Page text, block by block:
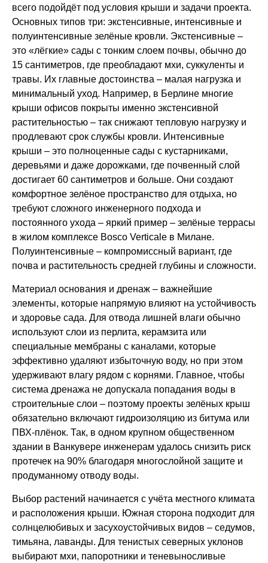
всего подойдёт под условия крыши и задачи проекта.
Основных типов три: экстенсивные, интенсивные и
полуинтенсивные зелёные кровли. Экстенсивные –
это «лёгкие» сады с тонким слоем почвы, обычно до
15 сантиметров, где преобладают мхи, суккуленты и
травы. Их главные достоинства – малая нагрузка и
минимальный уход. Например, в Берлине многие
крыши офисов покрыты именно экстенсивной
растительностью – так снижают тепловую нагрузку и
продлевают срок службы кровли. Интенсивные
крыши – это полноценные сады с кустарниками,
деревьями и даже дорожками, где почвенный слой
достигает 60 сантиметров и больше. Они создают
комфортное зелёное пространство для отдыха, но
требуют сложного инженерного подхода и
постоянного ухода – яркий пример – зелёные террасы
в жилом комплексе Bosco Verticale в Милане.
Полуинтенсивные – компромиссный вариант, где
почва и растительность средней глубины и сложности.
Материал основания и дренаж – важнейшие
элементы, которые напрямую влияют на устойчивость
и здоровье сада. Для отвода лишней влаги обычно
используют слои из перлита, керамзита или
специальные мембраны с каналами, которые
эффективно удаляют избыточную воду, но при этом
удерживают влагу рядом с корнями. Главное, чтобы
система дренажа не допускала попадания воды в
строительные слои – поэтому проекты зелёных крыш
обязательно включают гидроизоляцию из битума или
ПВХ-плёнок. Так, в одном крупном общественном
здании в Ванкувере инженерам удалось снизить риск
протечек на 90% благодаря многослойной защите и
продуманному отводу воды.
Выбор растений начинается с учёта местного климата
и расположения крыши. Южная сторона подходит для
солнцелюбивых и засухоустойчивых видов – седумов,
тимьяна, лаванды. Для тенистых северных уклонов
выбирают мхи, папоротники и теневыносливые